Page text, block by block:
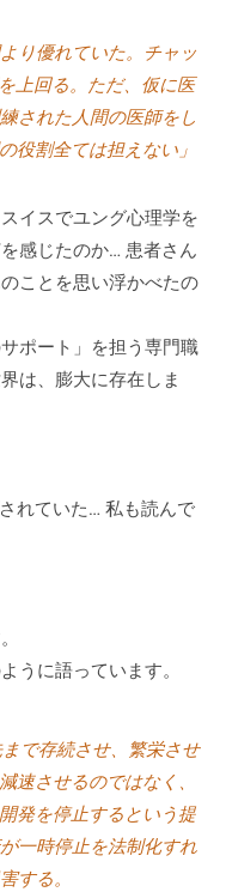
り優れていた。チャッ
上回る。ただ、仮に医
された人間の医師をし
役割全ては担えない」
イスでユング心理学を
感じたのか… 患者さん
ことを思い浮かべたの
ポート」を担う専門職
は、膨大に存在しま
れていた… 私も読んで
うに語っています。
まで存続させ、繁栄させ
速させるのではなく、
発を停止するという提
一時停止を法制化すれ
する。